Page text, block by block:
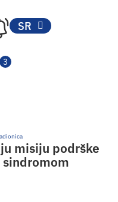
SR
EN
misiju podrške
sindromom